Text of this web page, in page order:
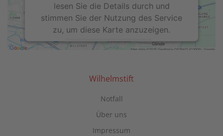
lesen Sie die Details durch und
stimmen Sie der Nutzung des Service
zu, um diese Karte anzuzeigen.
Mehr Informationen
Akzeptieren
Management Platform
Wilhelmstift
Notfall
Über uns
Impressum